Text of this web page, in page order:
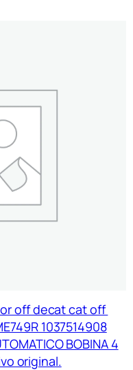
off decat cat off
1037514908
BOBINA 4
original.